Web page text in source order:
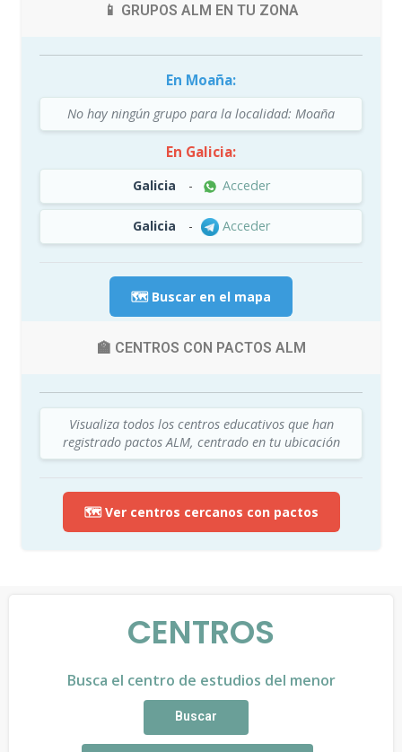
📱 GRUPOS ALM EN TU ZONA
En Moaña:
No hay ningún grupo para la localidad: Moaña
En Galicia:
Galicia - Acceder
Galicia - Acceder
🗺️ Buscar en el mapa
🏫 CENTROS CON PACTOS ALM
Visualiza todos los centros educativos que han
registrado pactos ALM, centrado en tu ubicación
🗺️ Ver centros cercanos con pactos
CENTROS
Busca el centro de estudios del menor
Buscar